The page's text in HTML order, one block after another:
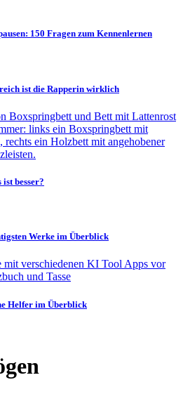
150 Fragen zum Kennenlernen
ist die Rapperin wirklich
besser?
Werke im Überblick
Helfer im Überblick